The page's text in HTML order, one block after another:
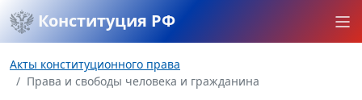
Конституция РФ
Акты конституционного права
Права и свободы человека и гражданина